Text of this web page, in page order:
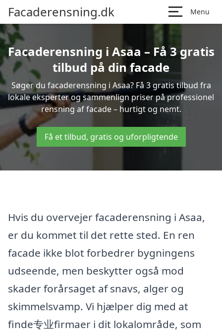
Facaderensning.dk Menu
Facaderensning i Asaa – Få 3 gratis
tilbud på din facade
Søger du facaderensning i Asaa? Få 3 gratis tilbud fra
lokale eksperter og sammenlign priser på professionel
rensning af facade – hurtigt og nemt.
Få et tilbud, gratis og uforpligtende
Hvis du overvejer facaderensning i Asaa,
er du kommet til det rette sted. En ren
facade ikke blot forbedrer bygningens
udseende, men beskytter også mod
skader forårsaget af snavs, alger og
skimmelsvamp. Vi hjælper dig med at
finde专业firmaer i dit lokalområde, som